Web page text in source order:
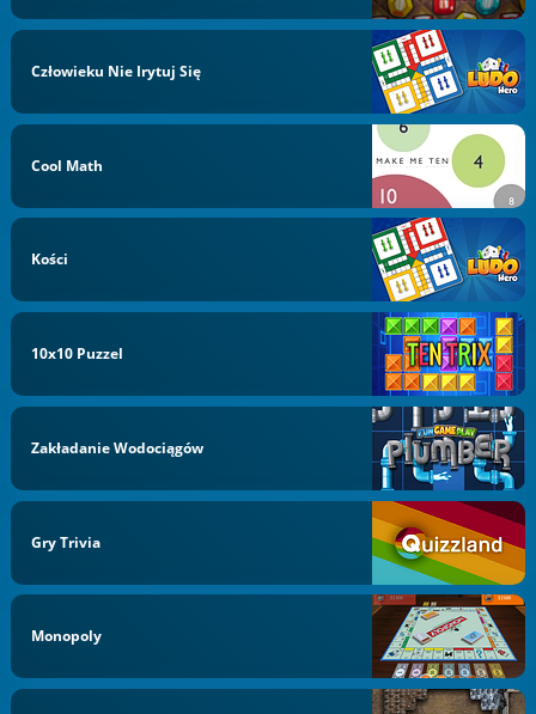
Człowieku Nie Irytuj Się
Cool Math
Kości
10x10 Puzzel
Zakładanie Wodociągów
Gry Trivia
Monopoly